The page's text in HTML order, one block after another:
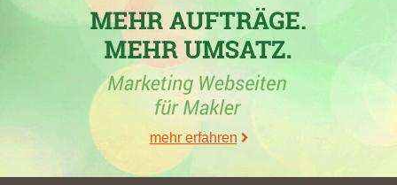
icvg-gruppe.de. Seine bis zu diesem Zeitpunkt höchsten
Stadtpunkte von 1,85 hat das Maklerbüro mit einem Zugewinn
von 1,85 in der StadtHilleverbucht.
mehr erfahren